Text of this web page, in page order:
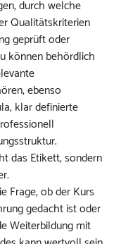
durch welche
Qualitätskriterien
geprüft oder
können behördlich
ebenso
klar definierte
das Etikett, sondern
Frage, ob der Kurs
gedacht ist oder
Weiterbildung mit